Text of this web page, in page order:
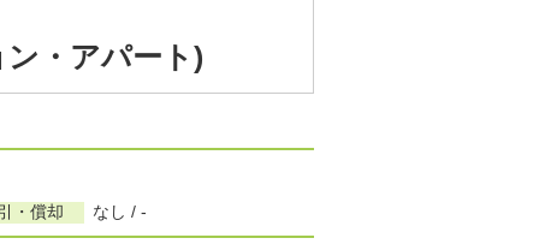
・アパート)
・償却 なし / -